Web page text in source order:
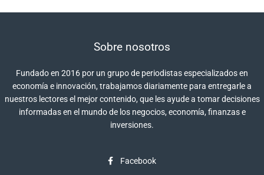
Sobre nosotros
Fundado en 2016 por un grupo de periodistas especializados en
economía e innovación, trabajamos diariamente para entregarle a
nuestros lectores el mejor contenido, que les ayude a tomar decisiones
informadas en el mundo de los negocios, economía, finanzas e
inversiones.
Facebook